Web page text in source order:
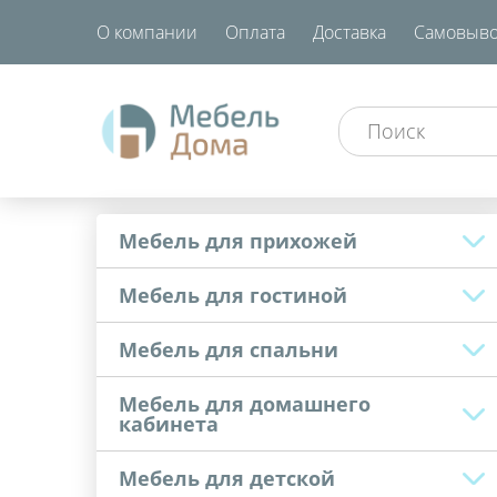
О компании Оплата Доставка
Мебель для прихожей
Мебель для гостиной
Мебель для спальни
Мебель для домашнего
кабинета
Мебель для детской